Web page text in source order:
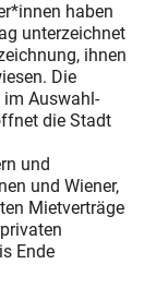
haben
unterzeichnet
ihnen
Die
im Auswahl-
die Stadt
und
und Wiener,
Mietverträge
Ende